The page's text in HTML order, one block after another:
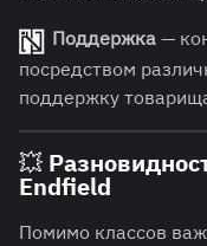
Поддержка —
посредством
поддержку
💥
Endfield
Помимо классов